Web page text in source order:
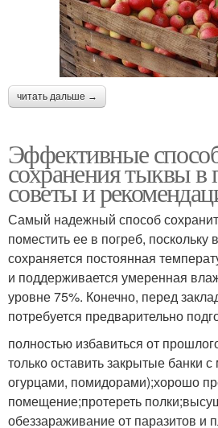
читать дальше →
Эффективные
сохранения тыквы в
советы и
Самый надежный способ
поместить ее в погреб,
сохраняется постоянная
и поддерживается умеренная
уровне 75%. Конечно, перед
потребуется предварительно
полностью избавиться от
только оставить закрытые банки
огурцами, помидорами);хорошо
помещение;протереть
обеззараживание от паразитов и